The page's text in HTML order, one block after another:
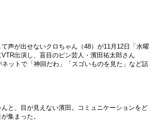
声が出せないクロちゃん（48）が11月12日「水曜
出演し、盲目のピン芸人・濱田祐太郎さん
ネットで「神回だわ」「スゴいものを見た」など話
と、目が見えない濱田。コミュニケーションをど
集まった。